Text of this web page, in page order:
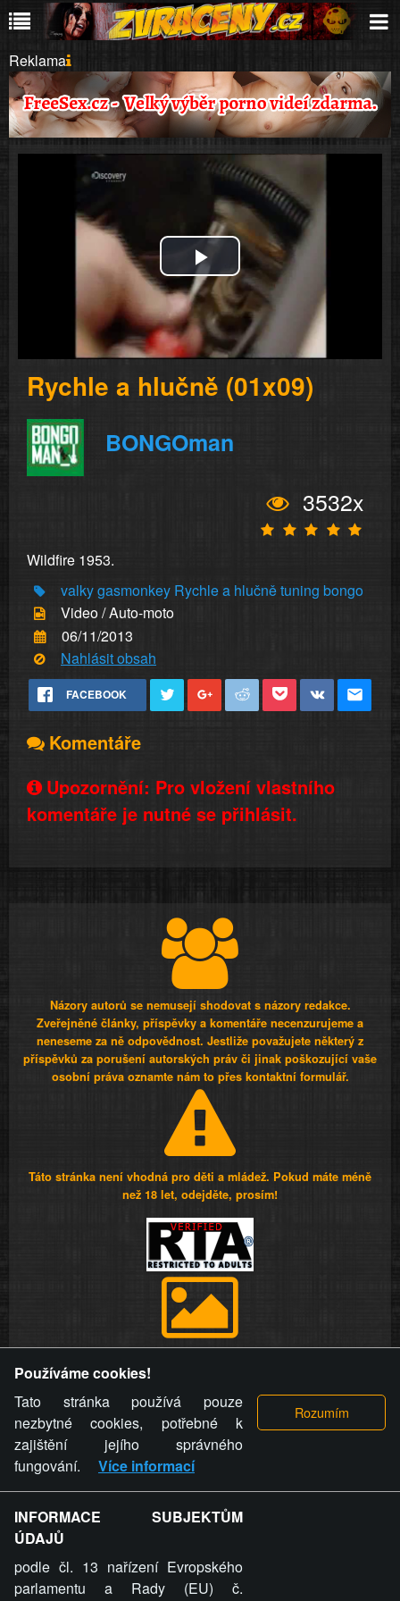
Reklama
Play
Video
Rychle a hlučně (01x09)
BONGOman
3532x
Wildfire 1953.
valkygasmonkey Rychle a hlučnětuning bongo
Video / Auto-moto
06/11/2013
Nahlásit obsah
FACEBOOK
Komentáře
Upozornění: Pro vložení vlastního
komentáře je nutné se přihlásit.
Názory autorů se nemusejí shodovat s názory redakce.
Zveřejněné články, příspěvky a komentáře necenzurujeme a
neneseme za ně odpovědnost. Jestliže považujete některý z
příspěvků za porušení autorských práv či jinak poškozující vaše
osobní práva oznamte nám to přes kontaktní formulář.
Táto stránka není vhodná pro děti a mládež. Pokud máte méně
než 18 let, odejděte, prosím!
videa a komentáře. Osoba, které se toto opatření provozovatele
stránky týče, ani osoba, která umístila fotografii nebo video na
stránku, nemůže z důvodu odstranění fotografie, videa nebo
komentáře pro výše uvedenou okolnost uplatnit vůči
provozovateli stránky žádný nárok na náhradu škody nebo
nemajetkové újmy.
ZVRÁCENÝ.CZ - Svět není zvrácenej. To jen
ty lidi...
Používáme cookies!
Tato stránka používá pouze
nezbytné cookies, potřebné k
zajištění jejího správného
fungování.
Více informací
INFORMACE SUBJEKTŮM
ÚDAJŮ
podle čl. 13 nařízení Evropského
parlamentu a Rady (EU) č.